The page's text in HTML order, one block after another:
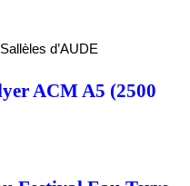
d’AUDE
ACM A5 (2500